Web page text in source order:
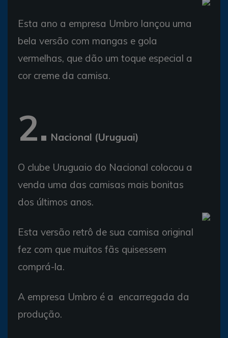
Esta ano a empresa Umbro lançou uma
bela versão com mangas e gola
vermelhas, que dão um toque especial a
cor creme da camisa.
2. Nacional (Uruguai)
O clube Uruguaio do Nacional colocou a
venda uma das camisas mais bonitas
dos últimos anos.
Esta versão retrô de sua camisa original
fez com que muitos fãs quisessem
comprá-la.
A empresa Umbro é a encarregada da
produção.